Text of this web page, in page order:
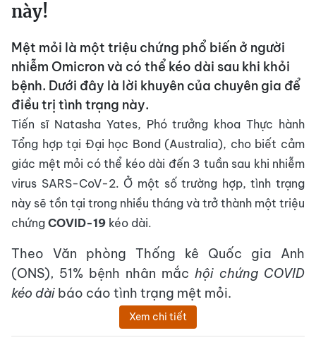
này!
Mệt mỏi là một triệu chứng phổ biến ở người
nhiễm Omicron và có thể kéo dài sau khi khỏi
bệnh. Dưới đây là lời khuyên của chuyên gia để
điều trị tình trạng này.
Tiến sĩ Natasha Yates, Phó trưởng khoa Thực hành
Tổng hợp tại Đại học Bond (Australia), cho biết cảm
giác mệt mỏi có thể kéo dài đến 3 tuần sau khi nhiễm
virus SARS-CoV-2. Ở một số trường hợp, tình trạng
này sẽ tồn tại trong nhiều tháng và trở thành một triệu
chứng COVID-19 kéo dài.
Theo Văn phòng Thống kê Quốc gia Anh
(ONS), 51% bệnh nhân mắc hội chứng COVID
kéo dài báo cáo tình trạng mệt mỏi.
Xem chi tiết